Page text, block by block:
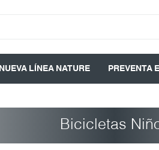
NUEVA LÍNEA NATURE PREVENTA
Bicicletas